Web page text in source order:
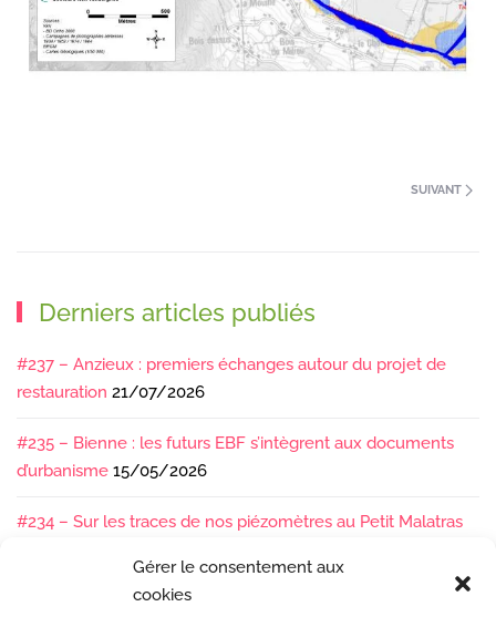
Gérer le consentement aux
cookies
SUIVANT
Derniers articles publiés
#237 – Anzieux : premiers échanges autour du projet de
restauration 21/07/2026
#235 – Bienne : les futurs EBF s’intègrent aux documents
d’urbanisme 15/05/2026
#234 – Sur les traces de nos piézomètres au Petit Malatras
#233 – Les sédiments, ça se suit en équipe !